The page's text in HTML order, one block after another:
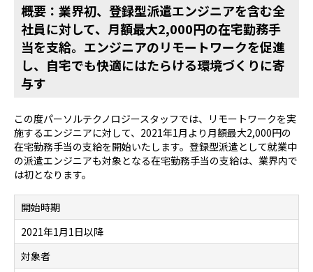
概要：業界初、登録型派遣エンジニアを含む全
社員に対して、月額最大2,000円の在宅勤務手
当を支給。エンジニアのリモートワークを促進
し、自宅でも快適にはたらける環境づくりに寄
与す
この度パーソルテクノロジースタッフでは、リモートワークを実
施するエンジニアに対して、2021年1月より月額最大2,000円の
在宅勤務手当の支給を開始いたします。登録型派遣として就業中
の派遣エンジニアも対象となる在宅勤務手当の支給は、業界内で
は初となります。
開始時期
2021年1月1日以降
対象者